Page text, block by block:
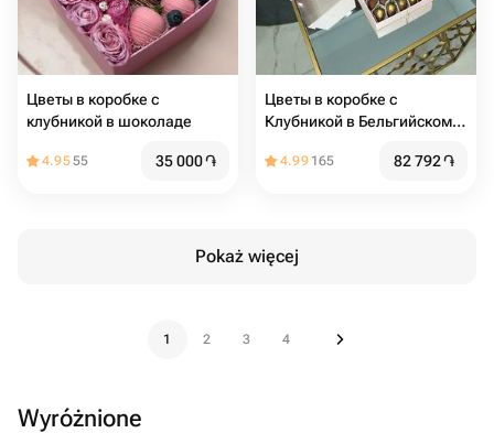
Цветы в коробке с
клубникой в шоколаде
4.9555 35 000֏
Цветы в коробке с
Клубникой в Бельгийском
Сюрприз»
4.99 165 82 792֏
Pokaż więcej
1 2 3 4
Wyróżnione